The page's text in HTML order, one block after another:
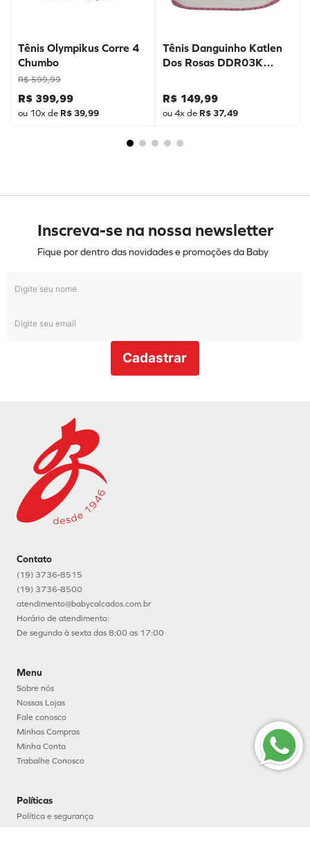
Tênis Olympikus Corre 4
Chumbo
R$ 599,99
R$ 399,99
ou 10x de R$ 39,99
Tênis Danguinho Katlen
Dos Rosas DDR03K
R$ 149,99
ou4x de R$ 37,49
Inscreva-se na nossa newsletter
Fique por dentro das novidades e promoções da Baby
Cadastrar
Contato
(19) 3736-8515
(19) 3736-8500
atendimento@babycalcados.com.br
Horário de atendimento:
De segunda à sexta das 8:00 as 17:00
Menu
Sobre nós
Nossas Lojas
Fale conosco
Minhas Compras
Minha Conta
Trabalhe Conosco
Políticas
Política e segurança